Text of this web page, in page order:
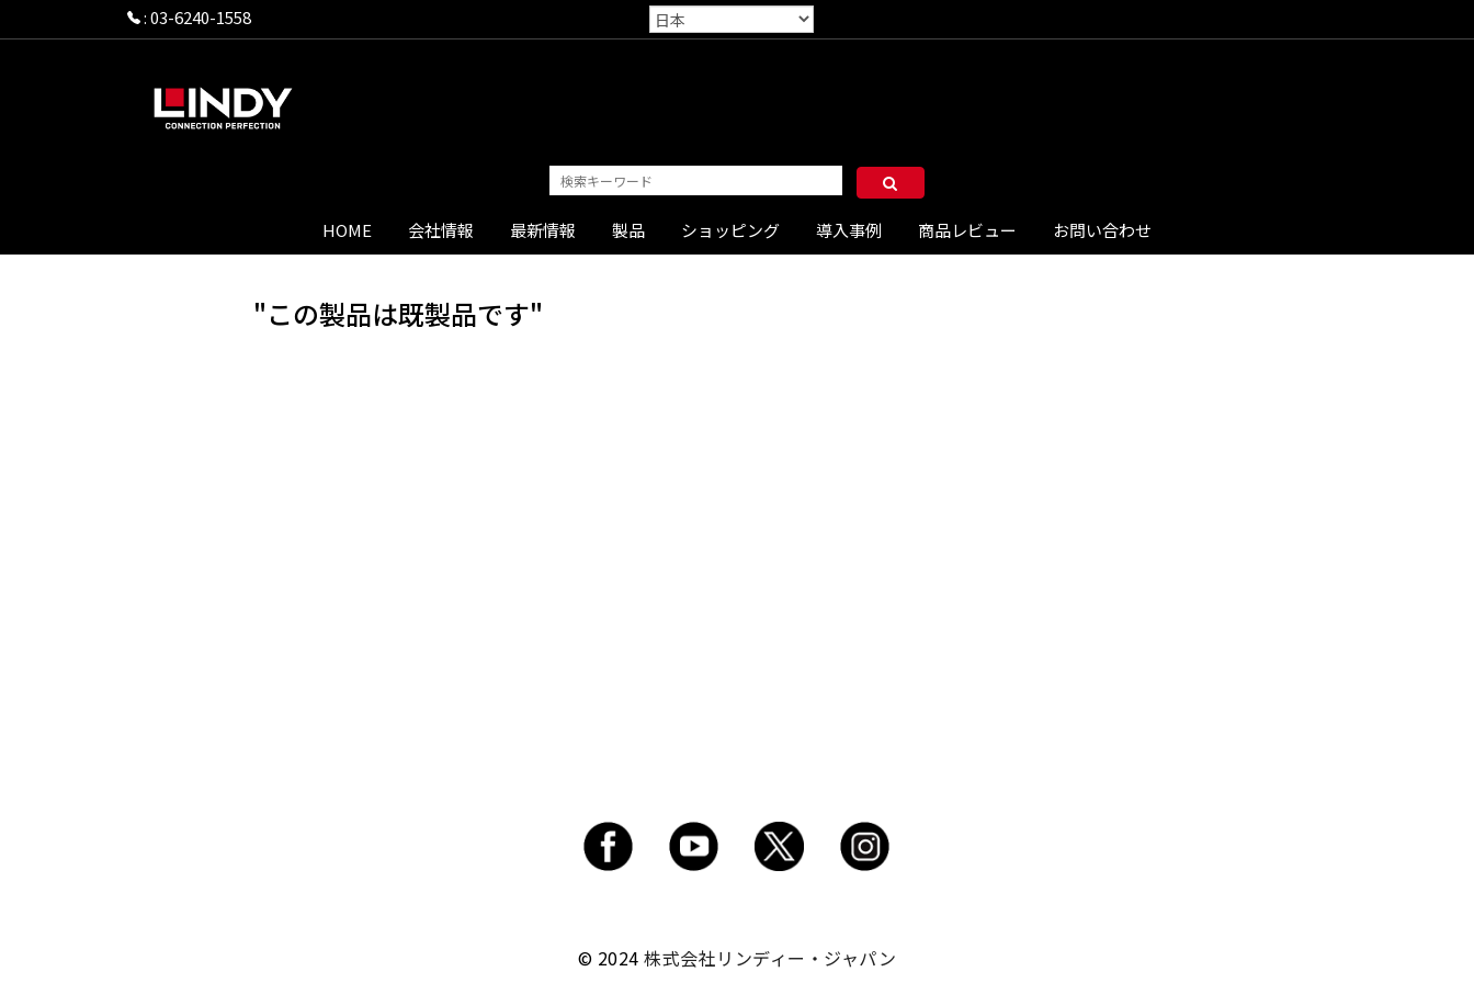
:03-6240-1558
HOME 会社情報 最新情報 製品 ショッピング 導入事例 商品レビュー お問い合わせ
"この製品は既製品です"
© 2024株式会社リンディー・ジャパン